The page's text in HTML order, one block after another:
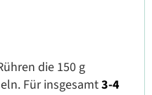
die 150 g
Für insgesamt3-4